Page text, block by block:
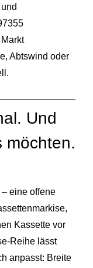
Abtswind oder
Und
möchten.
eine offene
Kassette vor
Reihe lässt
anpasst: Breite